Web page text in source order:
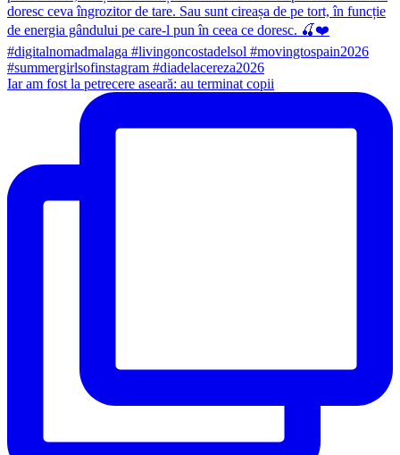
Iar am fost la petrecere aseară: au terminat copii